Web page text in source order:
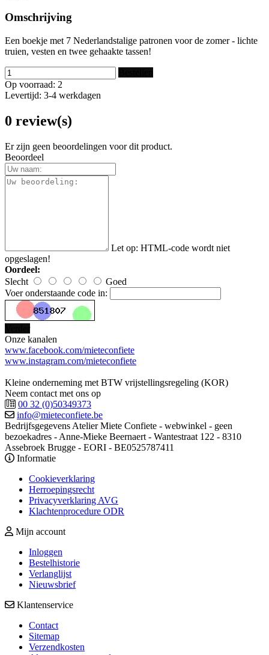
Omschrijving
Een boekje met 7 Nederlandstalige patronen voor de zomer - lichte
truien, vesten en twee gehaakte tassen!
Op voorraad: 2
Levertijd: 3-4 werkdagen
0 review(s)
Er zijn geen beoordelingen voor dit product.
Beoordeel
Let op: HTML-code wordt niet
opgeslagen!
Oordeel:
Slecht
Goed
Voer onderstaande code in:
Onze kanalen
www.facebook.com/mieteconfiete
www.instagram.com/mieteconfiete
Kleine onderneming met BTW vrijstellingsregeling (KOR)
Neem contact met ons op
00 32 (0)50349373
info@mieteconfiete.be
Bedrijfsgegevens Atelier Miete Confiete - webwinkel - geen
bezoekadres - Anne-Mieke Beernaert - Wantestraat 122 - 8310
Assebroek Brugge - EORI - BE0525787411
Informatie
Cookieverklaring
Herroepingsrecht
Privacyverklaring AVG
Klachtenprocedure ODR
Mijn account
Inloggen
Bestelhistorie
Verlanglijst
Nieuwsbrief
Klantenservice
Contact
Sitemap
Verzendkosten